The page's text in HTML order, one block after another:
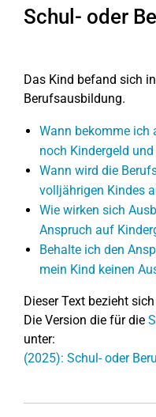
Schul- oder
Das Kind befand sich
Berufsausbildung.
Wann bekomme ich
noch Kindergeld
Wann wird die
volljährigen Kindes
Wie wirken sich
Anspruch auf
Behalte ich den
mein Kind keinen
Dieser Text bezieht
Die Version die für die
unter:
(2025): Schul- oder